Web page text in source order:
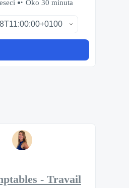
Oko 30 minuta
- Travail